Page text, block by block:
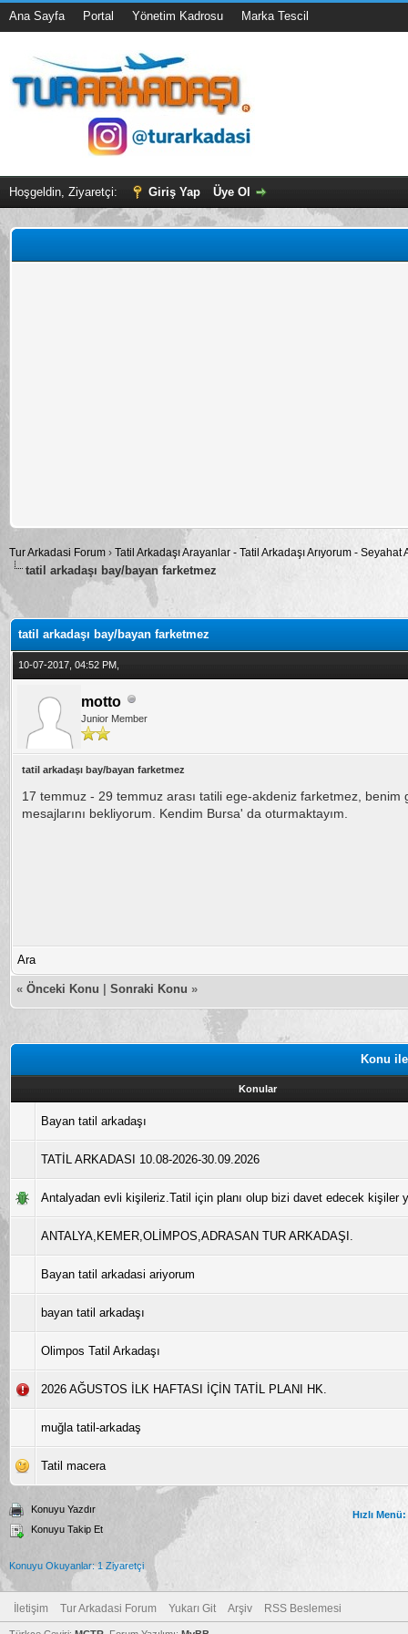
Ana Sayfa Portal Yönetim Kadrosu Marka Tescil
Hoşgeldin, Ziyaretçi: Giriş Yap Üye Ol
Tur Arkadasi Forum › Tatil Arkadaşı Arayanlar - Tatil Arkadaşı Arıyorum -
tatil arkadaşı bay/bayan farketmez
0
tatil arkadaşı bay/bayan farketmez
10-07-2017, 04:52 PM,
motto
Junior Member
tatil arkadaşı bay/bayan farketmez
17 temmuz - 29 temmuz arası tatili ege-akdeniz farketmez,
mesajlarını bekliyorum. Kendim Bursa' da oturmaktayım.
Ara
« Önceki Konu Sonraki Konu »
Konu
Konular
Bayan tatil arkadaşı
TATİL ARKADASI 10.08-2026-30.09.2026
Antalyadan evli kişileriz.Tatil için planı olup bizi davet edecek kişiler
ANTALYA,KEMER,OLİMPOS,ADRASAN TUR ARKADAŞI.
Bayan tatil arkadasi ariyorum
bayan tatil arkadaşı
Olimpos Tatil Arkadaşı
2026 AĞUSTOS İLK HAFTASI İÇİN TATİL PLANI HK.
muğla tatil-arkadaş
Tatil macera
Konuyu Yazdır
Konuyu Takip Et
Hızlı Menü:
Konuyu Okuyanlar: 1 Ziyaretçi
İletişim Tur Arkadasi Forum Yukarı Git Arşiv RSS Beslemesi